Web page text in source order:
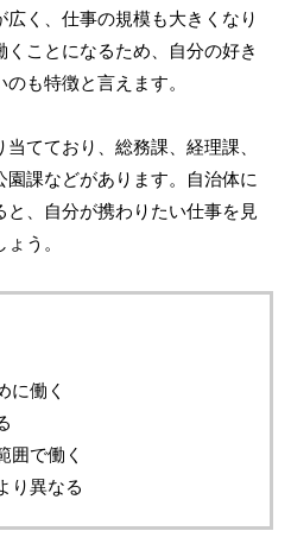
く、仕事の規模も大きくなり
ことになるため、自分の好き
も特徴と言えます。
てており、総務課、経理課、
課などがあります。自治体に
、自分が携わりたい仕事を見
う。
に働く
囲で働く
り異なる